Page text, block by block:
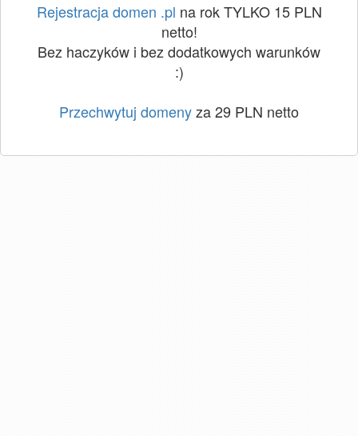
Rejestracja domen .pl na rok TYLKO 15 PLN
netto!
Bez haczyków i bez dodatkowych warunków
:)
Przechwytuj domenyza 29 PLN netto